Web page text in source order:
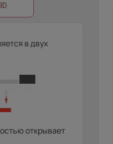
в двух
открывает